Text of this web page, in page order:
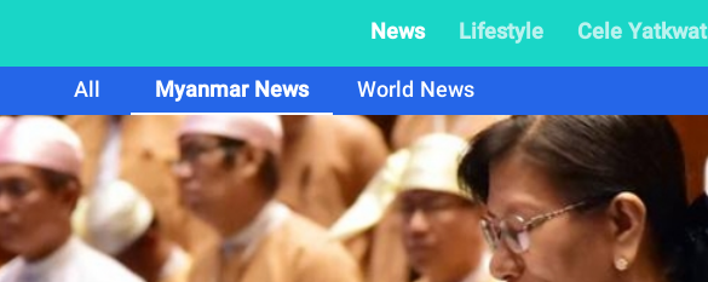
News Lifestyle Cele Yatkwat
All
Myanmar News World News